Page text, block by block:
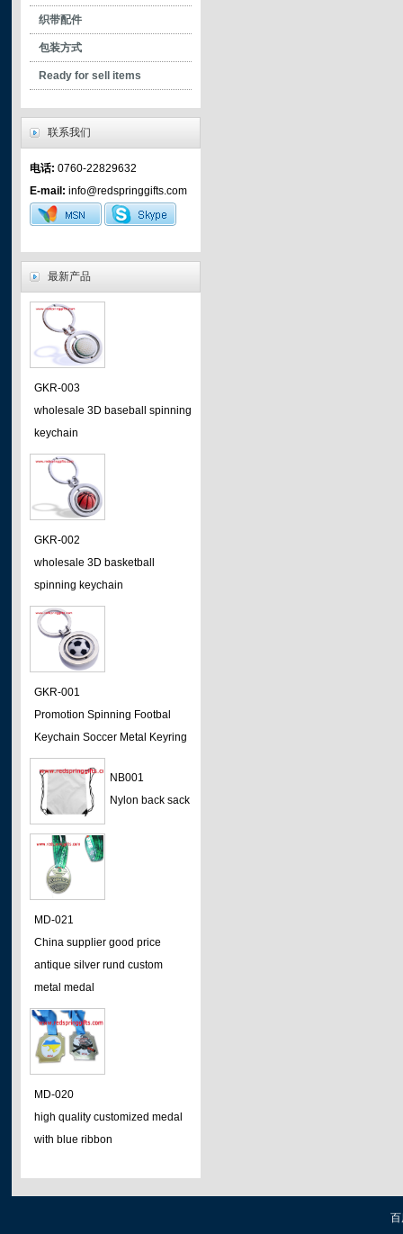
织带配件
- safety clips
- plastic hooks
- plastic assessories
- mountain hooks
- mobile phone accessories
- metal hooks
- metal clip
包装方式
Ready for sell items
联系我们
电话: 0760-22829632
E-mail: info@redspringgifts.com
最新产品
GKR-003
wholesale 3D baseball spinning
keychain
GKR-002
wholesale 3D basketball
spinning keychain
GKR-001
Promotion Spinning Footbal
Keychain Soccer Metal Keyring
NB001
Nylon back sack
MD-021
China supplier good price
antique silver rund custom
metal medal
MD-020
high quality customized medal
with blue ribbon